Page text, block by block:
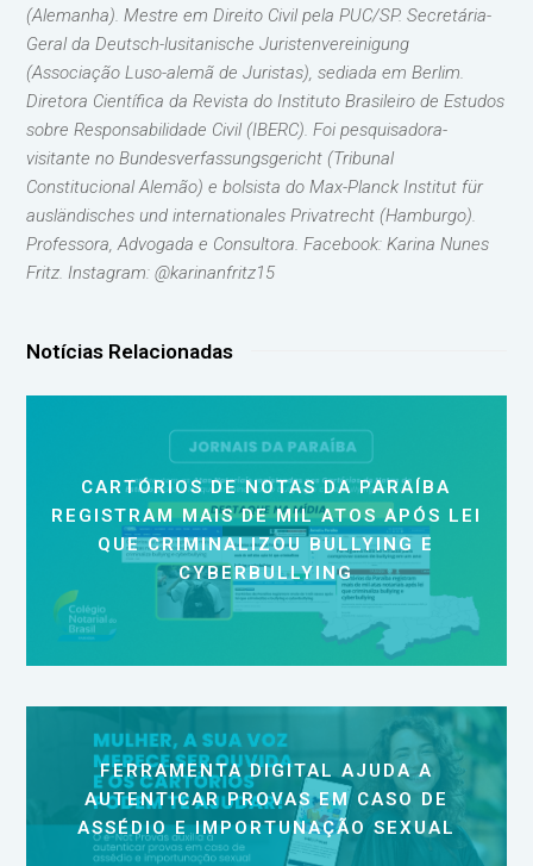
(Alemanha). Mestre em Direito Civil pela PUC/SP. Secretária-
Geral da Deutsch-lusitanische Juristenvereinigung
(Associação Luso-alemã de Juristas), sediada em Berlim.
Diretora Científica da Revista do Instituto Brasileiro de Estudos
sobre Responsabilidade Civil (IBERC). Foi pesquisadora-
visitante no Bundesverfassungsgericht (Tribunal
Constitucional Alemão) e bolsista do Max-Planck Institut für
ausländisches und internationales Privatrecht (Hamburgo).
Professora, Advogada e Consultora. Facebook: Karina Nunes
Fritz. Instagram: @karinanfritz15
Notícias Relacionadas
CARTÓRIOS DE NOTAS DA PARAÍBA
REGISTRAM MAIS DE MIL ATOS APÓS LEI
QUE CRIMINALIZOU BULLYING E
CYBERBULLYING
FERRAMENTA DIGITAL AJUDA A
AUTENTICAR PROVAS EM CASO DE
ASSÉDIO E IMPORTUNAÇÃO SEXUAL